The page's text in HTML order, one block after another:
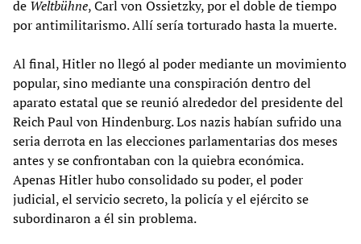
de Weltbühne, Carl von Ossietzky, por el doble de tiempo
por antimilitarismo. Allí sería torturado hasta la muerte.
Al final, Hitler no llegó al poder mediante un movimiento
popular, sino mediante una conspiración dentro del
aparato estatal que se reunió alrededor del presidente del
Reich Paul von Hindenburg. Los nazis habían sufrido una
seria derrota en las elecciones parlamentarias dos meses
antes y se confrontaban con la quiebra económica.
Apenas Hitler hubo consolidado su poder, el poder
judicial, el servicio secreto, la policía y el ejército se
subordinaron a él sin problema.